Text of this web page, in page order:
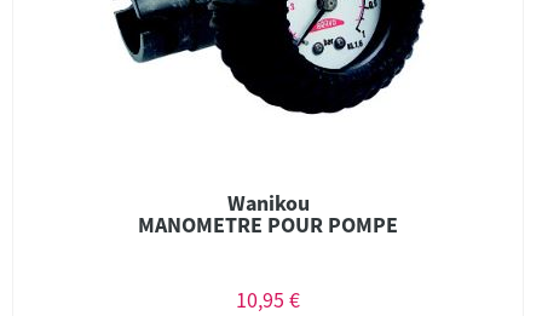
Wanikou
MANOMETRE POUR POMPE
10,95 €